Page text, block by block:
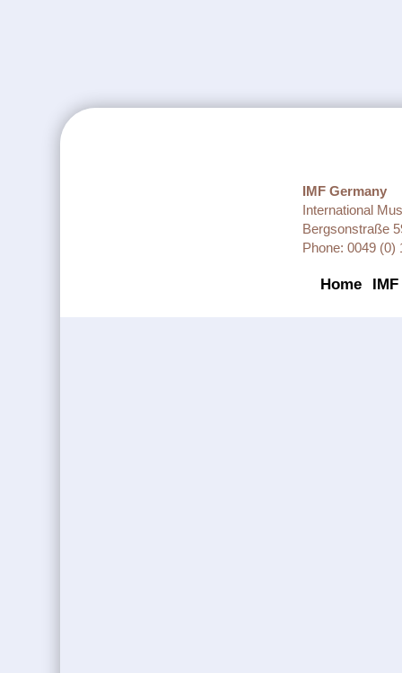
IMF Germany
International
Bergsonstraße
Phone: 0049 (0)
Home